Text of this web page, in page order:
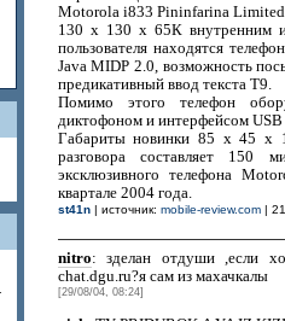
Motorola i833 Pininfarina Limited
130 х 130 х 65К внутренним
пользователя находятся
Java MIDP 2.0, возможность
предикативный ввод текста T9.
Помимо этого телефон
диктофоном и интерфейсом
Габариты новинки 85 х 45 х
разговора составляет 150
эксклюзивного телефона
квартале 2004 года.
st41n| источник: mobile-review.com|
nitro: зделан отдуши ,если
chat.dgu.ru?я сам из махачкалы
[29/08/04, 08:24]